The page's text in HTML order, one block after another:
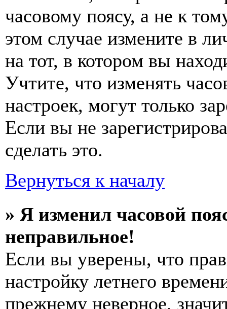
часовому поясу, а не к
этом случае измените в
на тот, в котором вы
Учтите, что изменять
настроек, могут только
Если вы не
сделать это.
Вернуться к началу
» Я изменил часовой
неправильное!
Если вы уверены, что
настройку летнего
прежнему неверное,